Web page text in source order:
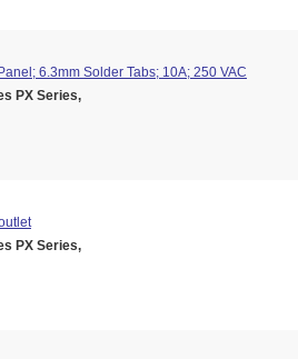
6.3mm Solder Tabs; 10A; 250 VAC
PX Series,
PX Series,